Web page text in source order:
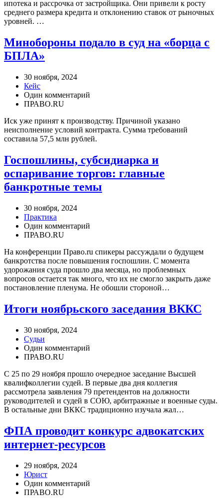
ипотека и рассрочка от застройщика. Они привели к росту
среднего размера кредита и отклонению ставок от рыночных
уровней. …
Минобороны подало в суд на «борца с
БПЛА»
30 ноября, 2024
Кейс
Один комментарий
ПРАВО.RU
Иск уже принят к производству. Причиной указано
неисполнение условий контракта. Сумма требований
составила 57,5 млн рублей.
Госпошлины, субсидиарка и
оспаривание торгов: главные
банкротные темы
30 ноября, 2024
Практика
Один комментарий
ПРАВО.RU
На конференции Право.ru спикеры рассуждали о будущем
банкротства после повышения госпошлин. С момента
удорожания суда прошло два месяца, но проблемных
вопросов остается так много, что их не смогло закрыть даже
постановление пленума. Не обошли стороной…
Итоги ноябрьского заседания ВККС
30 ноября, 2024
Судьи
Один комментарий
ПРАВО.RU
С 25 по 29 ноября прошло очередное заседание Высшей
квалифколлегии судей. В первые два дня коллегия
рассмотрела заявления 79 претендентов на должности
руководителей и судей в СОЮ, арбитражные и военные суды.
В остальные дни ВККС традиционно изучала жал…
ФПА проводит конкурс адвокатских
интернет-ресурсов
29 ноября, 2024
Юрист
Один комментарий
ПРАВО.RU